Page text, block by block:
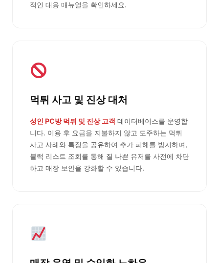
적인 대응 매뉴얼을 확인하세요.
먹튀 사고 및 진상 대처
성인 PC방 먹튀 및 진상 고객 데이터베이스를 운영합
니다. 이용 후 요금을 지불하지 않고 도주하는 먹튀
사고 사례와 특징을 공유하여 추가 피해를 방지하며,
블랙 리스트 조회를 통해 질 나쁜 유저를 사전에 차단
하고 매장 보안을 강화할 수 있습니다.